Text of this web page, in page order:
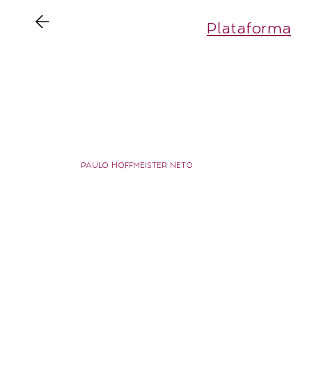
Plataforma
PAULO HOFFMEISTER NETO